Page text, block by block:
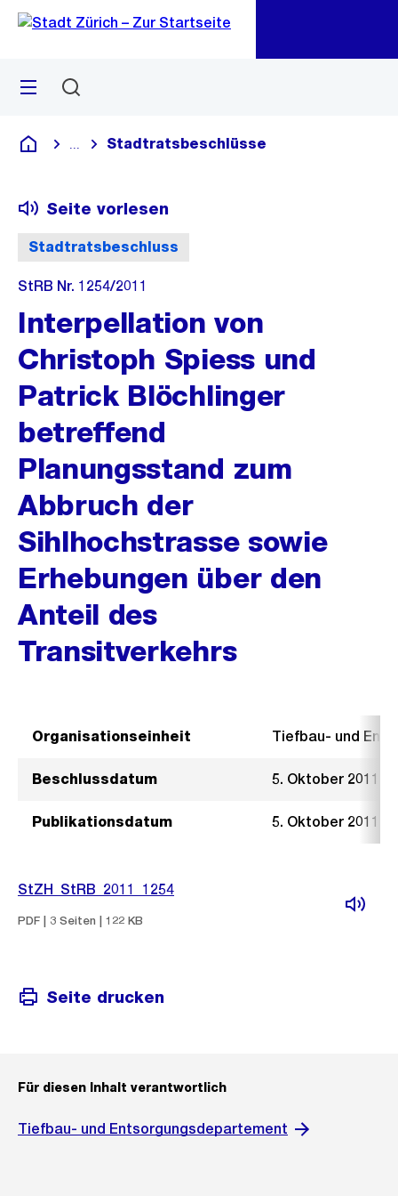
Navigation
Sprunglink
Menü
Deutsch
Blende alle Breadcrumbs ein
Stadtratsbeschlüsse
Stadtratsbeschluss
Seite vorlesen
StRB Nr. 1254/2011
Interpellation von
Christoph Spiess und
Patrick Blöchlinger
betreffend
Planungsstand zum
Abbruch der
Sihlhochstrasse sowie
Erhebungen über den
Anteil des
Transitverkehrs
Organisationseinheit Tiefbau- und
Beschlussdatum 5. Oktober 2011
Publikationsdatum 5. Oktober 2011
StZH_StRB_2011_1254
PDF | 3 Seiten | 122 KB
Seite drucken
Für diesen Inhalt verantwortlich
Tiefbau- und Entsorgungsdepartement